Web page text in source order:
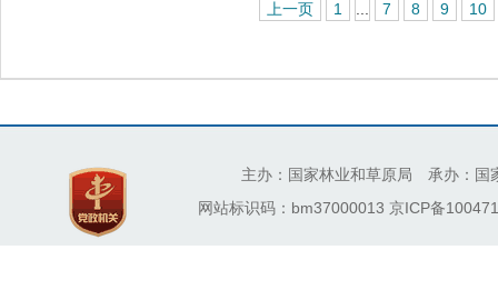
上一页 1 ... 7 8 9 10
主办：国家林业和草原局 承办：国
网站标识码：bm37000013 京ICP备